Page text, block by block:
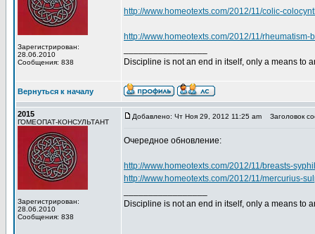
Зарегистрирован:
28.06.2010
Сообщения: 838
http://www.homeotexts.com/2012/11/colic-
http://www.homeotexts.com/2012/11/rheumatism-
Discipline is not an end in itself, only a means to
Вернуться к началу
2015
ГОМЕОПАТ-КОНСУЛЬТАНТ
Зарегистрирован:
28.06.2010
Сообщения: 838
Добавлено: Чт Ноя 29, 2012 11:25 am Заголовок
Очередное обновление:
http://www.homeotexts.com/2012/11/breasts-
http://www.homeotexts.com/2012/11/mercurius-
Discipline is not an end in itself, only a means to